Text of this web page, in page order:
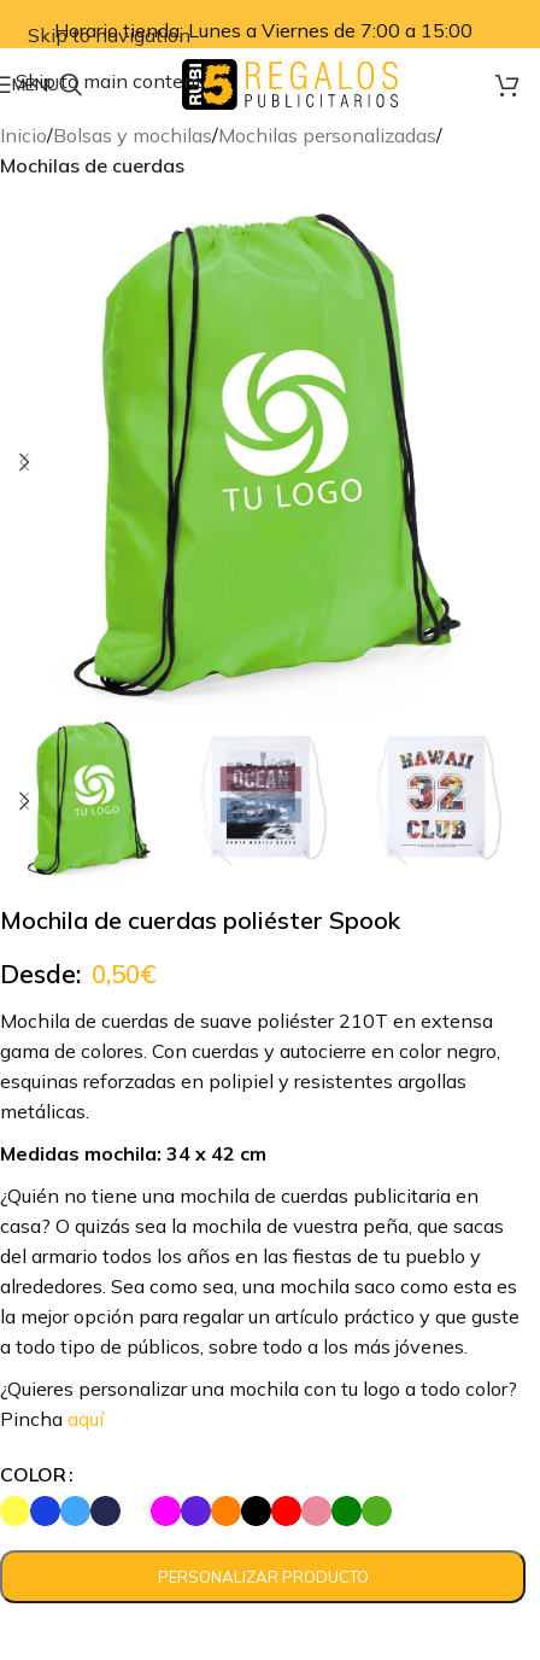
Skip to navigation
Skip to main content
Horario tienda: Lunes a Viernes de 7:00 a 15:00
MENU
Inicio Bolsas y mochilas Mochilas personalizadas
Mochilas de cuerdas
Mochila de cuerdas poliéster Spook
Desde: 0,50€
Mochila de cuerdas de suave poliéster 210T en extensa
gama de colores. Con cuerdas y autocierre en color negro,
esquinas reforzadas en polipiel y resistentes argollas
metálicas.
Medidas mochila: 34 x 42 cm
¿Quién no tiene una mochila de cuerdas publicitaria en
casa? O quizás sea la mochila de vuestra peña, que sacas
del armario todos los años en las fiestas de tu pueblo y
alrededores. Sea como sea, una mochila saco como esta es
la mejor opción para regalar un artículo práctico y que guste
a todo tipo de públicos, sobre todo a los más jóvenes.
¿Quieres personalizar una mochila con tu logo a todo color?
Pincha aquí
COLOR